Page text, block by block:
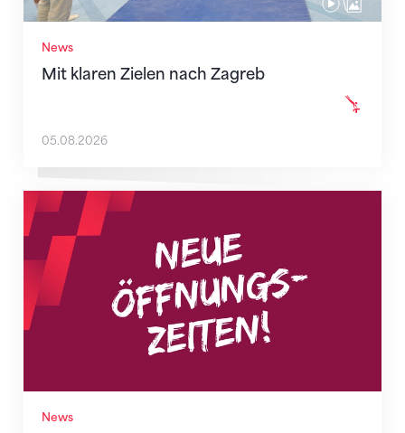
News
Mit klaren Zielen nach Zagreb
05.08.2026
News
Neue Empfangszeiten ab 1. August 2026